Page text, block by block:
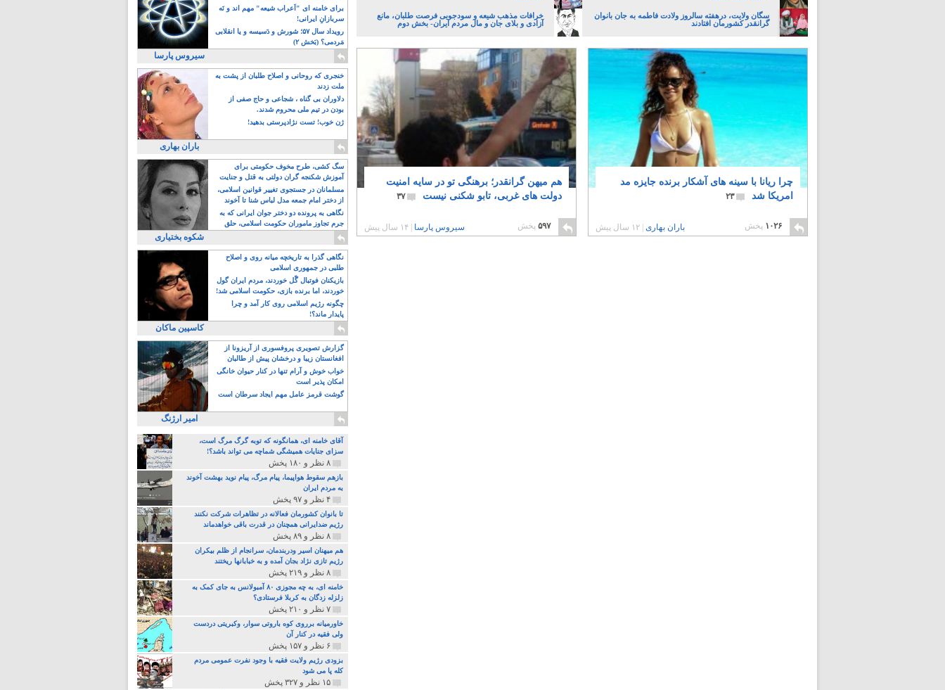
سگان ولایت، درهفته سالروز ولادت فاطمه به جان بانوان
گرانقدر کشورمان افتادند
خرافات مذهب شیعه و سودجویی فرصت طلبان، مانع
آزادی و بلای جان و مال مردم ایران- بخش دوم
چرا ریانا با سینه های آشکار برنده جایزه مد
امریکا شد
۲۳
۱۰۲۶ پخش باران بهاری |۱۲ سال پیش
هم میهن گرانقدر؛ برهنگی تو در سایه امنیت
دولت های غربی، تابو شکنی نیست
۳۷
۵۹۷پخش سیروس پارسا ۱۴ سال پیش
برای خامنه ای "اَعراب شیعه" مهم اند و نَه
سربازانِ ایرانی!
رویداد سال ۵۷؛ شورش و دَسیسه و یا انقلابی
مَردمی؟ (بَخش ۲)
سیروس پارسا
خنجری که روحانی و اصلاح طلبان از پشت به
ملت زدند
دلاوران بی گناه ، شجاعی و حاج صفی از
بودن در تیم ملی محروم شدند.
ژن خوب! تست نژادپرستی بدهید!
باران بهاری
سگ کشی، طرح مخوف حکومتی برای
آموزش شکنجه گران دولتی به قتل و جنایت
بیشتر
مسلمانان در جستجوی تغییر قوانین اسلامی،
از دختر امام جمعه مدل لباس شنا تا آخوند
مسلمان همجنسگرا!
نگاهی به پرونده دو دختر جوان ایرانی که به
جرم تجاوز ماموران حکومت اسلامی، حلق
آویز شدند!
شکوه بختیاری
نگاهی گذرا به تاریخچه میانه روی و اصلاح
طلبی در جمهوری اسلامی
بازیکنان فوتبال گًل خوردند، مردم ایران گول
خوردند، اما برنده بازی، حکومت اسلامی شد!
چگونه رژیم اسلامی روی کار آمد و چرا
پایدار ماند؟!
کاسپین ماکان
گزارش تصویری پروفسوری از آریزونا از
افغانستان زیبا و درخشان پیش از طالبان
خواب خوش و آرام تنها در کنار حیوان خانگی
امکان پذیر است
گوشت قرمز عامل مهم ایجاد سرطان است
امیر ارژنگ
آقای خامنه ای، همانگونه که توبه گرگ مرگ است،
سزای جنایات همیشگی شماچه می تواند باشد؟!
۸ نظر و ۱۸۰ پخش
بازهم سقوط هواپیما، پیام مرگ، پیام نوید بهشت آخوند
به مردم ایران
۴ نظر و ۹۷ پخش
تا بانوان کشورمان فعالانه در تظاهرات شرکت نکنند
رژیم ضدایرانی همچنان در قدرت باقی خواهدماند
۸ نظر و ۸۹ پخش
هم میهنان اسیر ودربندمان، سرانجام از ظلم بیکران
رژیم تازی نژاد بجان آمده و به خبابانها ریختند
۸ نظر و ۲۱۹ پخش
خامنه ای، به چه مجوزی ۸۰ آمبولانس به جای کمک به
زلزله زدگان به کربلا فرستادی؟
۷ نظر و ۲۱۰ پخش
خاورمیانه برروی کوه باروتی سوار، وکبریتی دردست
ولی فقیه در کنار آن
۶ نظر و ۱۵۷ پخش
بزودی رژیم ولایت فقیه با وجود نفرت عمومی مردم
کله پا می شود
۱۵ نظر و ۳۲۷ پخش